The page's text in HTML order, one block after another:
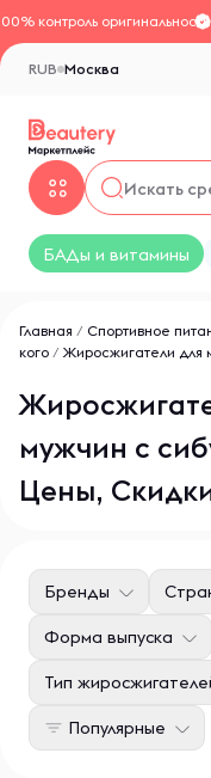
контроль оригинальности
Москва
RUB
БАДы и витамины
Главная / Спортивное
кого / Жиросжигатели для
мужчин с
Цены,
Бренды
Форма выпуска
Тип
Популярные